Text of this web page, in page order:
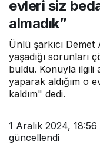
evleri siz
almadık”
Ünlü şarkıcı Demet
yaşadığı sorunları
buldu. Konuyla ilgili
yaparak aldığım o
kaldım" dedi.
1 Aralık 2024, 18:56
güncellendi